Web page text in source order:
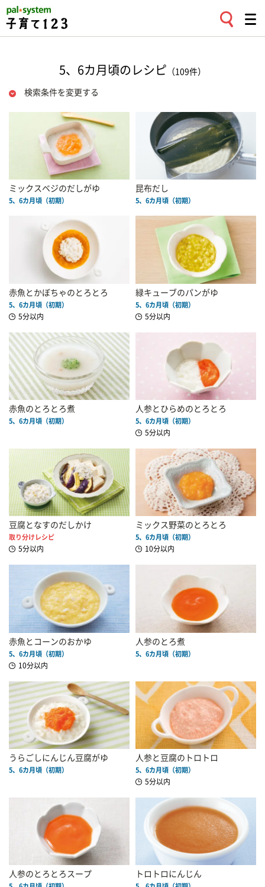
5、6カ月頃のレシピ （109件）
検索条件を変更する
ミックスベジのだしがゆ
5、6カ月頃（初期）
昆布だし
5、6カ月頃（初期）
赤魚とかぼちゃのとろとろ
5、6カ月頃（初期）
5分以内
緑キューブのパンがゆ
5、6カ月頃（初期）
5分以内
赤魚のとろとろ煮
5、6カ月頃（初期）
人参とひらめのとろとろ
5、6カ月頃（初期）
5分以内
豆腐となすのだしかけ
取り分けレシピ
5分以内
ミックス野菜のとろとろ
5、6カ月頃（初期）
10分以内
赤魚とコーンのおかゆ
5、6カ月頃（初期）
10分以内
人参のとろ煮
5、6カ月頃（初期）
うらごしにんじん豆腐がゆ
5、6カ月頃（初期）
人参と豆腐のトロトロ
5、6カ月頃（初期）
5分以内
人参のとろとろスープ トロトロにんじん